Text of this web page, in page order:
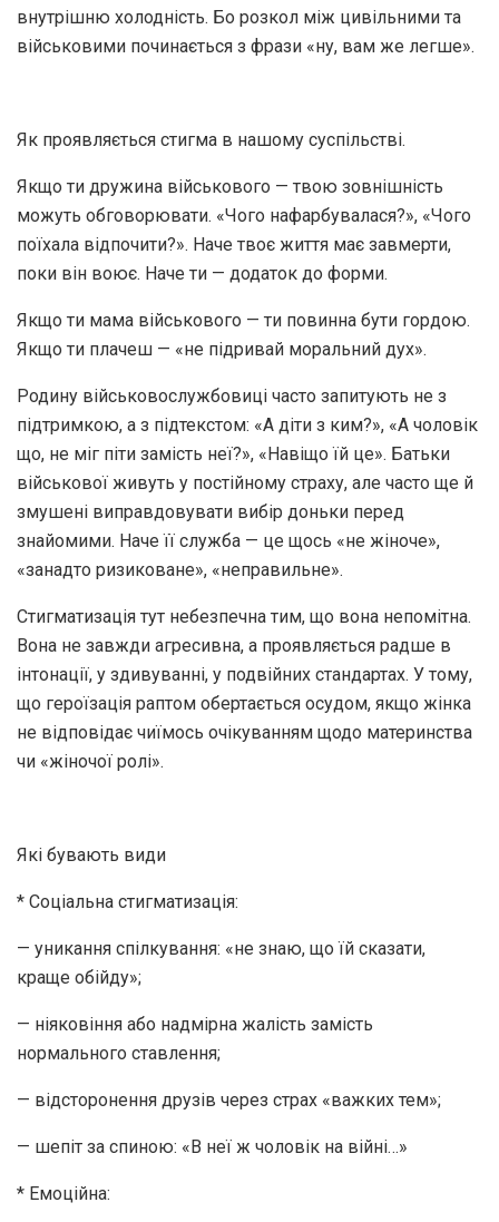
внутрішню холодність. Бо розкол між цивільними та
військовими починається з фрази «ну, вам же легше».
Як проявляється стигма в нашому суспільстві.
Якщо ти дружина військового — твою зовнішність
можуть обговорювати. «Чого нафарбувалася?», «Чого
поїхала відпочити?». Наче твоє життя має завмерти,
поки він воює. Наче ти — додаток до форми.
Якщо ти мама військового — ти повинна бути гордою.
Якщо ти плачеш — «не підривай моральний дух».
Родину військовослужбовиці часто запитують не з
підтримкою, а з підтекстом: «А діти з ким?», «А чоловік
що, не міг піти замість неї?», «Навіщо їй це». Батьки
військової живуть у постійному страху, але часто ще й
змушені виправдовувати вибір доньки перед
знайомими. Наче її служба — це щось «не жіноче»,
«занадто ризиковане», «неправильне».
Стигматизація тут небезпечна тим, що вона непомітна.
Вона не завжди агресивна, а проявляється радше в
інтонації, у здивуванні, у подвійних стандартах. У тому,
що героїзація раптом обертається осудом, якщо жінка
не відповідає чиїмось очікуванням щодо материнства
чи «жіночої ролі».
Які бувають види
* Соціальна стигматизація:
— уникання спілкування: «не знаю, що їй сказати,
краще обійду»;
— ніяковіння або надмірна жалість замість
нормального ставлення;
— відсторонення друзів через страх «важких тем»;
— шепіт за спиною: «В неї ж чоловік на війні…»
* Емоційна: